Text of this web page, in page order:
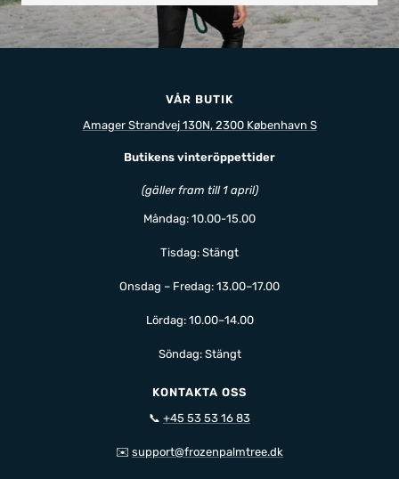
VÅR BUTIK
Amager Strandvej 130N, 2300 København S
Butikens vinteröppettider
(gäller fram till 1 april)
Måndag: 10.00-15.00
Tisdag: Stängt
Onsdag – Fredag: 13.00–17.00
Lördag: 10.00–14.00
Söndag: Stängt
KONTAKTA OSS
📞 +45 53 53 16 83
✉️ support@frozenpalmtree.dk